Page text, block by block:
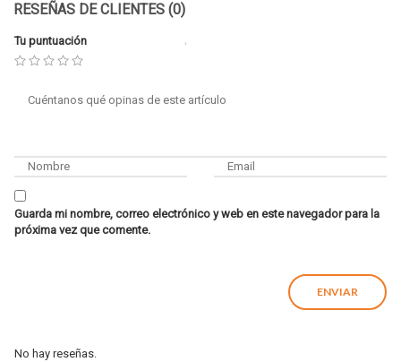
RESEÑAS DE CLIENTES (0)
Tu puntuación
Guarda mi nombre, correo electrónico y web en este navegador para la
próxima vez que comente.
No hay reseñas.